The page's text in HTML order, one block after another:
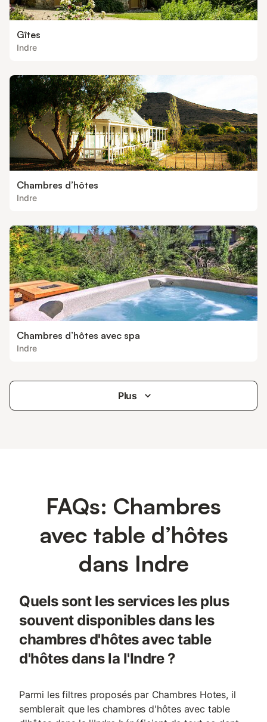
Gîtes
Indre
Chambres d’hôtes
Indre
Chambres d’hôtes avec spa
Indre
Plus
FAQs: Chambres
avec table d’hôtes
dans Indre
Quels sont les services les plus
souvent disponibles dans les
chambres d'hôtes avec table
d'hôtes dans la l'Indre ?
Parmi les filtres proposés par Chambres Hotes, il
semblerait que les chambres d'hôtes avec table